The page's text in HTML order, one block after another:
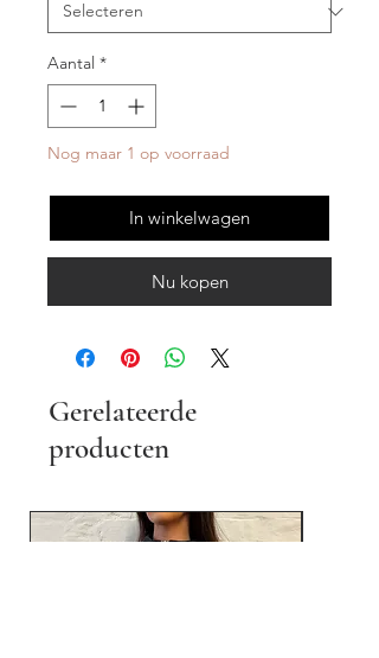
Aantal *
Nog maar 1 op voorraad
In winkelwagen
Nu kopen
Gerelateerde
producten